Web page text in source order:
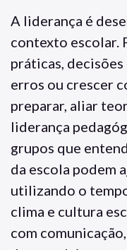
A liderança é
contexto escolar.
práticas,
erros ou crescer
preparar, aliar
liderança
grupos que
da escola podem
utilizando o
clima e cultura
com